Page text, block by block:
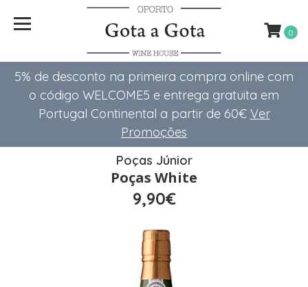
5% de desconto na primeira compra online com
o código WELCOME5 e entrega gratuita em
Portugal Continental a partir de 60€ Ver
Promoções
0
Poças Júnior
Poças White
9,90€